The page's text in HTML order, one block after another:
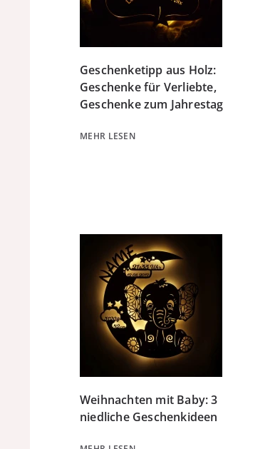
Geschenketipp aus Holz:
Geschenke für Verliebte,
Geschenke zum Jahrestag
MEHR LESEN
Weihnachten mit Baby: 3
niedliche Geschenkideen